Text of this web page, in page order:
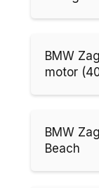
BMW
motor
BMW
Beach